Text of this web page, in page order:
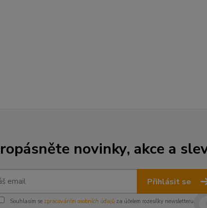
novinky, akce a
Přihlásit se
Souhlasím se zpracováním osobních údajůza účelem rozesílky newsletteru.